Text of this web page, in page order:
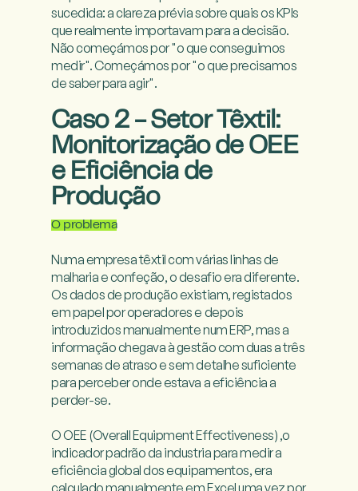
sucedida: a clareza prévia sobre quais os KPIs
que realmente importavam para a decisão.
Não começámos por "o que conseguimos
medir". Começámos por "o que precisamos
de saber para agir".
Caso 2 - Setor Têxtil:
Monitorização de OEE
e Eficiência de
Produção
O problema
Numa empresa têxtil com várias linhas de
malharia e confeção, o desafio era diferente.
Os dados de produção existiam, registados
em papel por operadores e depois
introduzidos manualmente num ERP, mas a
informação chegava à gestão com duas a três
semanas de atraso e sem detalhe suficiente
para perceber onde estava a eficiência a
perder-se.
O OEE (Overall Equipment Effectiveness) ,o
indicador padrão da industria para medir a
eficiência global dos equipamentos, era